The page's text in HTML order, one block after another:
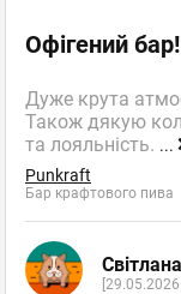
Офігений бар!
Дуже крута
Також дякую
та лояльність. ...
Punkraft
Бар крафтового пива
Світлана